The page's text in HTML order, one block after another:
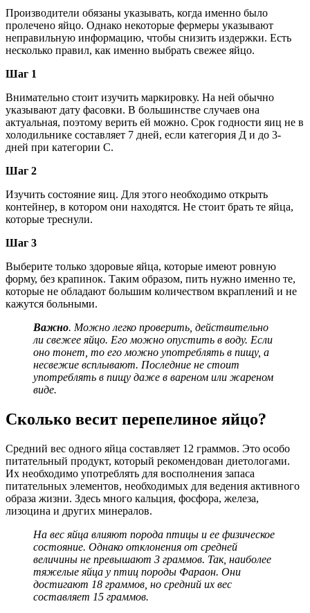
Производители обязаны указывать, когда именно было
пролечено яйцо. Однако некоторые фермеры указывают
неправильную информацию, чтобы снизить издержки. Есть
несколько правил, как именно выбрать свежее яйцо.
Шаг 1
Внимательно стоит изучить маркировку. На ней обычно
указывают дату фасовки. В большинстве случаев она
актуальная, поэтому верить ей можно. Срок годности яиц не в
холодильнике составляет 7 дней, если категория Д и до 3-
дней при категории С.
Шаг 2
Изучить состояние яиц. Для этого необходимо открыть
контейнер, в котором они находятся. Не стоит брать те яйца,
которые треснули.
Шаг 3
Выберите только здоровые яйца, которые имеют ровную
форму, без крапинок. Таким образом, пить нужно именно те,
которые не обладают большим количеством вкраплений и не
кажутся больными.
Важно. Можно легко проверить, действительно
ли свежее яйцо. Его можно опустить в воду. Если
оно тонет, то его можно употреблять в пищу, а
несвежие всплывают. Последние не стоит
употреблять в пищу даже в вареном или жареном
виде.
Сколько весит перепелиное яйцо?
Средний вес одного яйца составляет 12 граммов. Это особо
питательный продукт, который рекомендован диетологами.
Их необходимо употреблять для восполнения запаса
питательных элементов, необходимых для ведения активного
образа жизни. Здесь много кальция, фосфора, железа,
лизоцина и других минералов.
На вес яйца влияют порода птицы и ее физическое
состояние. Однако отклонения от средней
величины не превышают 3 граммов. Так, наиболее
тяжелые яйца у птиц породы Фараон. Они
достигают 18 граммов, но средний их вес
составляет 15 граммов.